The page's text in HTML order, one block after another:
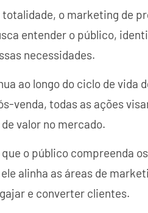
o marketing de
entender o público,
necessidades.
ao longo do ciclo de vida
venda, todas as ações
valor no mercado.
o público compreenda os
alinha as áreas de
e converter clientes.